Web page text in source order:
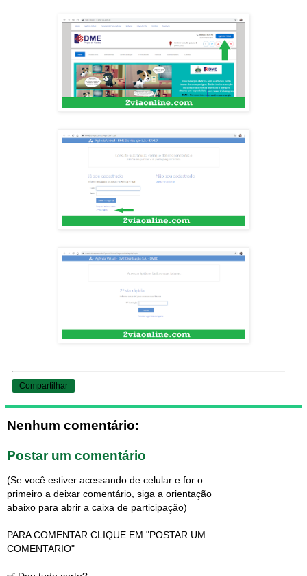
Compartilhar
Nenhum comentário:
Postar um comentário
(Se você estiver acessando de celular e for o
primeiro a deixar comentário, siga a orientação
abaixo para abrir a caixa de participação)
PARA COMENTAR CLIQUE EM "POSTAR UM
COMENTARIO"